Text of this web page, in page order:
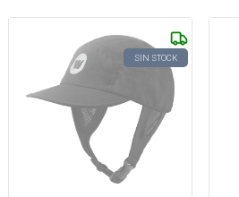
SIN STOCK